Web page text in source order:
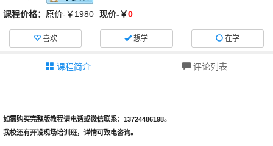
课程价格： 原价-￥1980 现价-￥0
喜欢 想学 在学
课程简介 评论列表
如需购买完整版教程请电话或微信联系：13724486198。
我校还有开设现场培训班，详情可致电咨询。